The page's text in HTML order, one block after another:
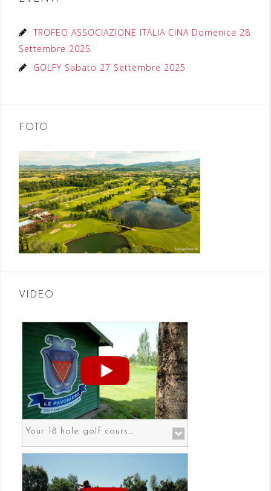
TROFEO ASSOCIAZIONE ITALIA CINA Domenica 28
Settembre 2025
GOLFY Sabato 27 Settembre 2025
FOTO
VIDEO
Your 18 hole golf course in Prato the gateway to Florence